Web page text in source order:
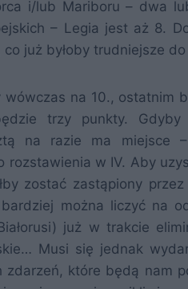
i/lub Mariboru – dwa
– Legia jest aż 8.
już byłoby trudniejsze
wówczas na 10., ostatnim
trzy punkty.
na razie ma miejsce
rozstawienia w IV. Aby
zostać zastąpiony
można liczyć na
już w trakcie
Musi się jednak
zdarzeń, które będą nam